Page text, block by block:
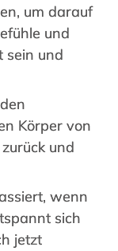
um darauf
und
sein und
Körper von
und
wenn
sich
jetzt